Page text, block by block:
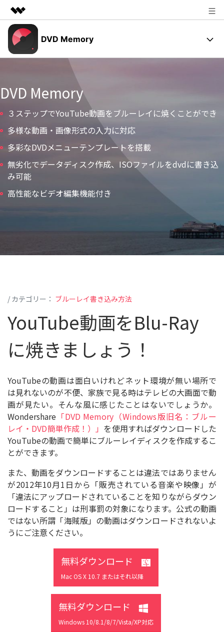
製品
AIGCサービス
法人・教育・パートナー
ソリューション
サポート
DVD Memory
DVD メニュー
操作ガイド
動作環境
ユーザーの声
サポート
DVD作成の基本とコツ
もっと見る
DVD Memory
３ステップでYouTube動画をブルーレイに焼くことができ
多様な動画・画像形式の入力に対応
多彩なDVDメニューテンプレートを搭載
無劣化でデータディスク作成、ISOファイルをdvdに書き込
み可能
高性能なビデオ編集機能付き
/ カテゴリー： ブルーレイ書き込み方法
YouTube動画をBlu-Ray
に焼きましょう！
YouTubeの動画は面白いけれどネット環境が無い場所で
は見れないのが不便、家族で見る時はテレビの大画面で動
画が見たい。そんな風に感じたことはないでしょうか。
Wondershare 「DVD Memory（Windows版旧名：ブルー
レイ・DVD簡単作成！）」 を使用すればダウンロードした
YouTubeの動画で簡単にブルーレイディスクを作成するこ
とができます。
また、動画をダウンロードすることは違法ではありません
が2012年10月1日から「販売されている音楽や映像」が
「違法にアップロードされていることを知りながらダウン
ロードすること」は刑事罰の対象になります。公式の動画
ではない所謂「海賊版」の動画はダウンロードされないよ
うにご注意ください。
無料ダウンロード
Mac OS X 10.7 またはそれ以降
無料ダウンロード
Windows 10/8.1/8/7/Vista/XP対応